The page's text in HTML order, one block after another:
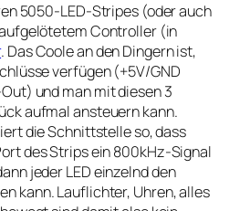
5050-LED-Stripes (oder auch
Controller (in
. Das Coole an den Dingern ist,
verfügen (+5V/GND
und man mit diesen 3
aufmal ansteuern kann.
die Schnittstelle so, dass
des Strips ein 800kHz-Signal
jeder LED einzelnd den
kann. Lauflichter, Uhren, alles